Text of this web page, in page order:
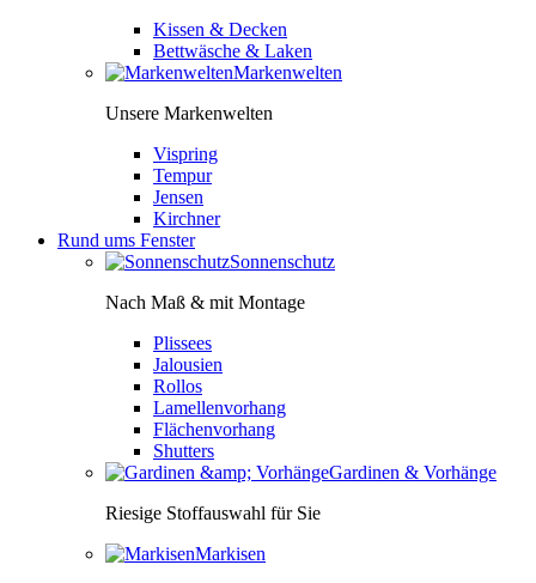
Kissen & Decken
Bettwäsche & Laken
Markenwelten
Unsere Markenwelten
Vispring
Tempur
Jensen
Kirchner
Rund ums Fenster
Sonnenschutz
Nach Maß & mit Montage
Plissees
Jalousien
Rollos
Lamellenvorhang
Flächenvorhang
Shutters
Gardinen & Vorhänge
Riesige Stoffauswahl für Sie
Markisen